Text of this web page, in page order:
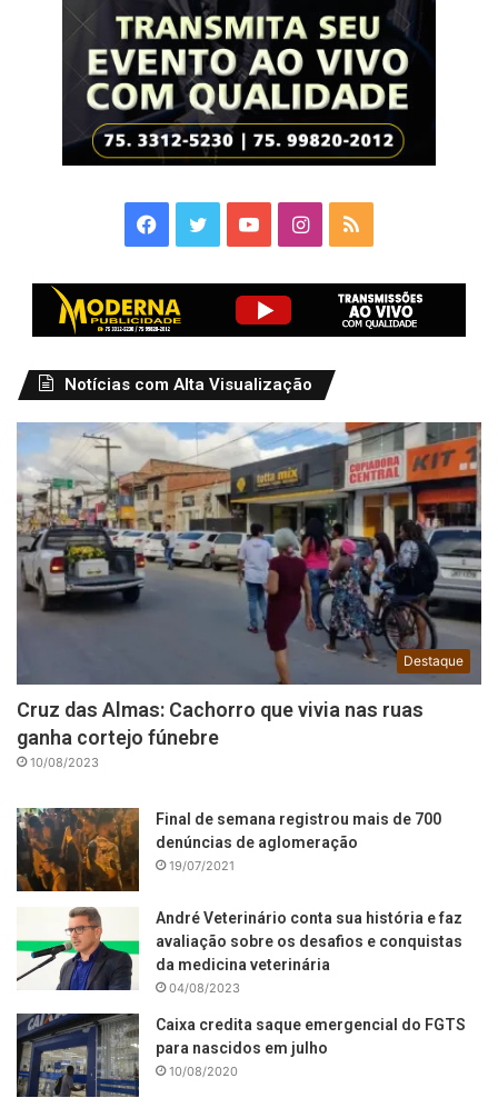
Facebook
TwitterYouTubeInstagram
RSS
Notícias com Alta Visualização
Destaque
Cruz das Almas: Cachorro que vivia nas ruas
ganha cortejo fúnebre
10/08/2023
Final de semana registrou mais de 700
denúncias de aglomeração
19/07/2021
André Veterinário conta sua história e faz
avaliação sobre os desafios e conquistas
da medicina veterinária
04/08/2023
Caixa credita saque emergencial do FGTS
para nascidos em julho
10/08/2020